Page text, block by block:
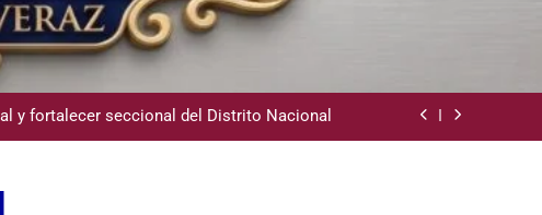
para instalación de agencias hípicas en
agencias de loterías
con la comunidad y la abogacía Pro Bono
y fortalecer seccional del Distrito Nacional